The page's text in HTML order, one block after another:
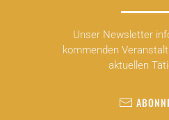
Unser Newsletter
kommenden
aktuellen